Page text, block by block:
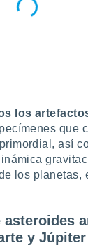
los
que
así
los planetas,
asteroides
y Júpiter